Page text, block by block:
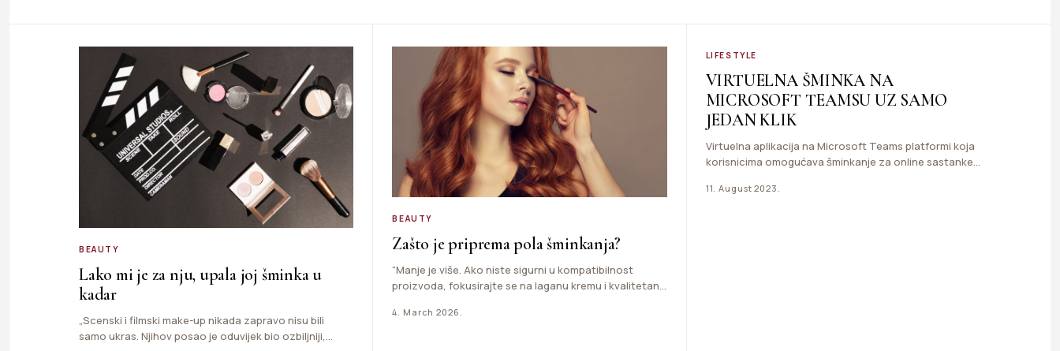
BEAUTY
Lako mi je za nju, upala joj šminka u
kadar
„Scenski i filmski make-up nikada zapravo nisu bili
samo ukras. Njihov posao je oduvijek bio ozbiljniji,
BEAUTY
Zašto je priprema pola šminkanja?
“Manje je više. Ako niste sigurni u kompatibilnost
proizvoda, fokusirajte se na laganu kremu i kvalitetan
4. March 2026.
LIFESTYLE
VIRTUELNA ŠMINKA NA
MICROSOFT TEAMSU UZ SAMO
JEDAN KLIK
Virtuelna aplikacija na Microsoft Teams platformi koja
korisnicima omogućava šminkanje za online sastanke
11. August 2023.